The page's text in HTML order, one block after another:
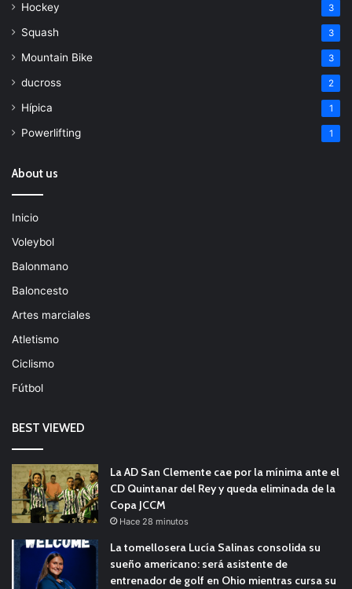
Hockey 3
Squash 3
Mountain Bike 3
ducross 2
Hípica 1
Powerlifting 1
About us
Inicio
Voleybol
Balonmano
Baloncesto
Artes marciales
Atletismo
Ciclismo
Fútbol
BEST VIEWED
La AD San Clemente cae por la mínima ante el
CD Quintanar del Rey y queda eliminada de la
Copa JCCM
Hace 28 minutos
La tomellosera Lucía Salinas consolida su
sueño americano: será asistente de
entrenador de golf en Ohio mientras cursa su